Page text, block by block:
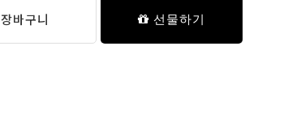
장바구니 선물하기